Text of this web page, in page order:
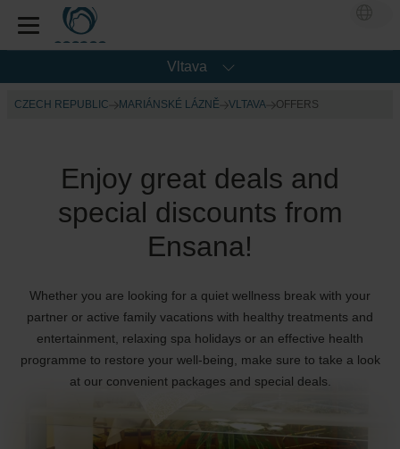
Vltava
CZECH REPUBLIC MARIÁNSKÉ LÁZNĚ VLTAVA OFFERS
Enjoy great deals and
special discounts from
Ensana!
Whether you are looking for a quiet wellness break with your
partner or active family vacations with healthy treatments and
entertainment, relaxing spa holidays or an effective health
programme to restore your well-being, make sure to take a look
at our convenient packages and special deals.